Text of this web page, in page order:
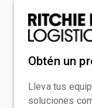
Obtén un
Lleva tus
soluciones